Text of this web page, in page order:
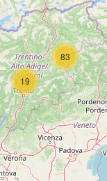
19
83